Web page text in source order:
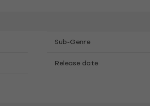
Sub-Genre
Release date